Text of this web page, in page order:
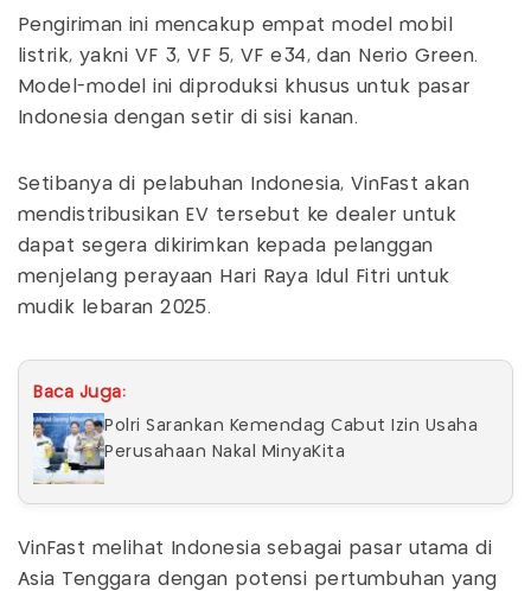
Pengiriman ini mencakup empat model mobil
listrik, yakni VF 3, VF 5, VF e34, dan Nerio Green.
Model-model ini diproduksi khusus untuk pasar
Indonesia dengan setir di sisi kanan.
Setibanya di pelabuhan Indonesia, VinFast akan
mendistribusikan EV tersebut ke dealer untuk
dapat segera dikirimkan kepada pelanggan
menjelang perayaan Hari Raya Idul Fitri untuk
mudik lebaran 2025.
Baca Juga:
Polri Sarankan Kemendag Cabut Izin Usaha
Perusahaan Nakal MinyaKita
VinFast melihat Indonesia sebagai pasar utama di
Asia Tenggara dengan potensi pertumbuhan yang